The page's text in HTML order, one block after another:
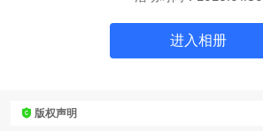
立即预约
进入相册
版权声明